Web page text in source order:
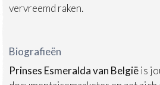
vervreemd raken.
Biografieën
Prinses Esmeralda van Belgiëis